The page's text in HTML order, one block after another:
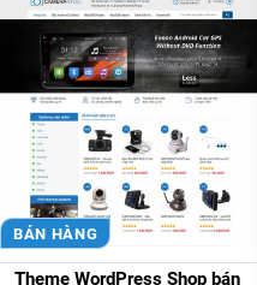
BÁN HÀNG
Theme WordPress Shop bán